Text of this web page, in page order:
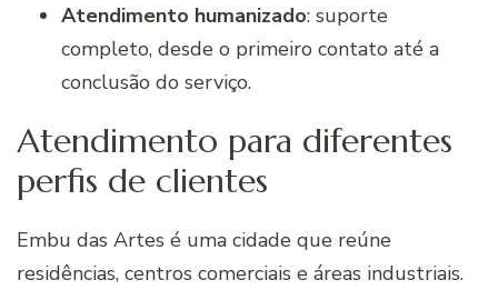
Atendimento humanizado: suporte
completo, desde o primeiro contato até a
conclusão do serviço.
Atendimento para diferentes
perfis de clientes
Embu das Artes é uma cidade que reúne
residências, centros comerciais e áreas industriais.